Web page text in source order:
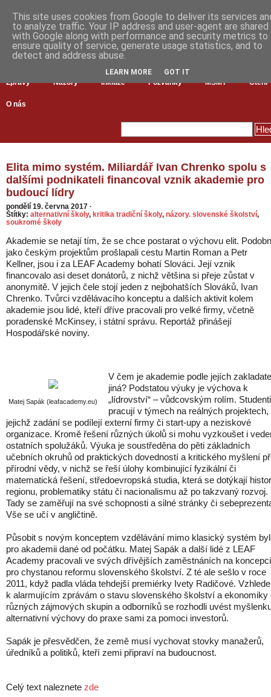
Zprávy Názory Inkluze Pozvánky MŠMT Čtení
O nás
Elita mimo systém. Miliardář Ivan Chrenko spolu s
dalšími podnikateli financoval vznik akademie pro
budoucí lídry
pondělí 19. června 2017 ·
Štítky: alternativní školy, kritika tradiční školy, názory. slovenské školství,
soukromé školy
Akademie se netají tím, že se chce postarat o výchovu elit.
jako českým projektům prošlapali cestu Martin Roman a Petr
Kellner, jsou i za LEAF Academy bohatí Slováci. Její vznik
financovalo asi deset donátorů, z nichž většina si přeje zůstat v
anonymitě. V jejich čele stojí jeden z nejbohatších Slováků, Ivan
Chrenko. Tvůrci vzdělávacího konceptu a dalších aktivit kolem
akademie jsou lidé, kteří dříve pracovali pro velké firmy, včetně
poradenské McKinsey, i státní správu. Reportáž přinášejí
Hospodářské noviny.
Matej Sapák (leafacademy.eu)
V čem je akademie podle jejích
jiná? Podstatou výuky je výchova k
„lídrovství“ – vůdcovským rolím. Studenti
pracují v týmech na reálných projektech,
jejichž zadání se podílejí externí firmy či start-upy a neziskové
organizace. Kromě řešení různých úkolů si mohu vyzkoušet i
ostatních spolužáků. Výuka je soustředěna do pěti základních
učebních okruhů od praktických dovedností a kritického myšlení
přírodní vědy, v nichž se řeší úlohy kombinující fyzikální či
matematická řešení, středoevropská studia, která se dotýkají
regionu, problematiky státu či nacionalismu až po takzvaný rozvoj.
Tady se zaměřují na své schopnosti a silné stránky či
Vše se učí v angličtině.
Působit s novým konceptem vzdělávání mimo klasický systém
pro akademii dané od počátku. Matej Sapák a další lidé z LEAF
Academy pracovali ve svých dřívějších zaměstnáních na koncepci
pro chystanou reformu slovenského školství. Z té ale sešlo v roce
2011, když padla vláda tehdejší premiérky Ivety Radičové.
k alarmujícím zprávám o stavu slovenského školství a ekonomiky
různých zájmových skupin a odborníků se rozhodli uvést
alternativní výchovy do praxe sami za pomoci investorů.
Sapák je přesvědčen, že země musí vychovat stovky manažerů,
úředníků a politiků, kteří zemi připraví na budoucnost.
Celý text naleznete zde
This site uses cookies from Google to deliver its services
to analyze traffic. Your IP address and user-agent are shared
with Google along with performance and security metrics to
ensure quality of service, generate usage statistics, and to
detect and address abuse.
LEARN MORE GOT IT